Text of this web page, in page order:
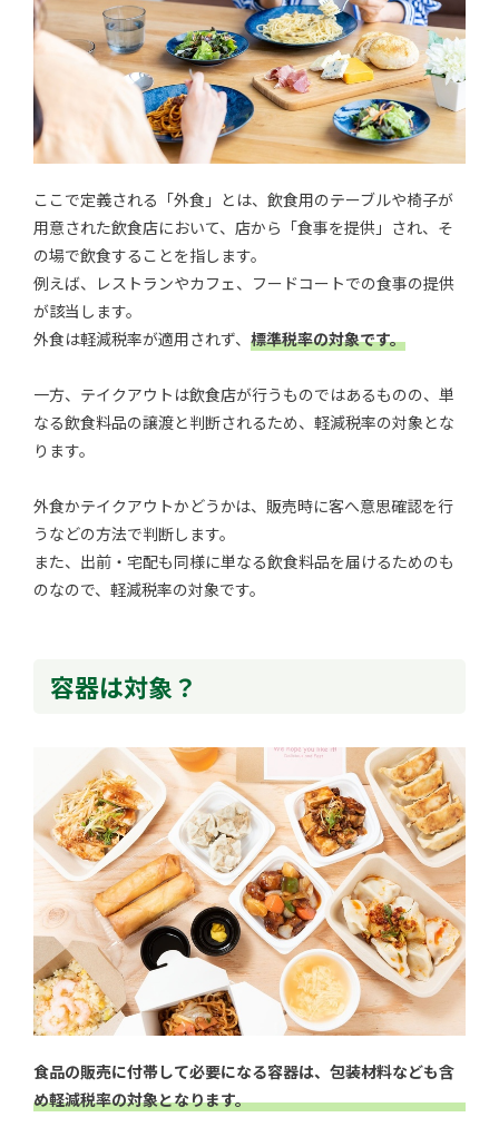
ここで定義される「外食」とは、飲食用のテーブルや椅子が
用意された飲食店において、店から「食事を提供」され、そ
の場で飲食することを指します。
例えば、レストランやカフェ、フードコートでの食事の提供
が該当します。
外食は軽減税率が適用されず、 標準税率の対象です。
一方、テイクアウトは飲食店が行うものではあるものの、単
なる飲食料品の譲渡と判断されるため、軽減税率の対象とな
ります。
外食かテイクアウトかどうかは、販売時に客へ意思確認を行
うなどの方法で判断します。
また、出前・宅配も同様に単なる飲食料品を届けるためのも
のなので、軽減税率の対象です。
容器は対象？
食品の販売に付帯して必要になる容器は、包装材料なども含
め軽減税率の対象となります。